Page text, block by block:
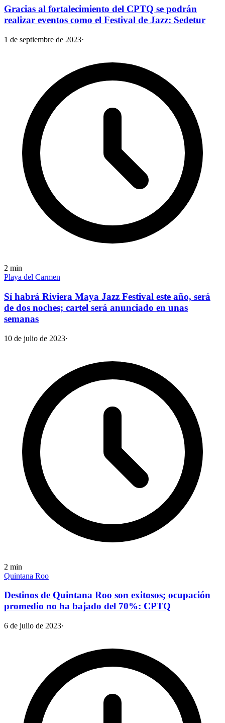
Gracias al fortalecimiento del CPTQ se podrán
realizar eventos como el Festival de Jazz: Sedetur
1 de septiembre de 2023·
2 min
Playa del Carmen
Sí habrá Riviera Maya Jazz Festival este año, será
de dos noches; cartel será anunciado en unas
semanas
10 de julio de 2023·
2 min
Quintana Roo
Destinos de Quintana Roo son exitosos; ocupación
promedio no ha bajado del 70%: CPTQ
6 de julio de 2023·